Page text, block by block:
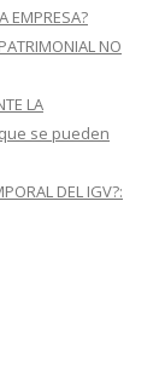
EMPRESA?
NO
LA
que se pueden
DEL IGV?: